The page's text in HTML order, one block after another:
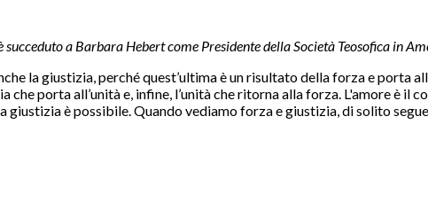
succeduto a Barbara Hebert come Presidente della Società Teosofica in
la giustizia, perché quest’ultima è un risultato della forza e porta
porta all’unità e, infine, l’unità che ritorna alla forza. L'amore è il
è possibile. Quando vediamo forza e giustizia, di solito segue